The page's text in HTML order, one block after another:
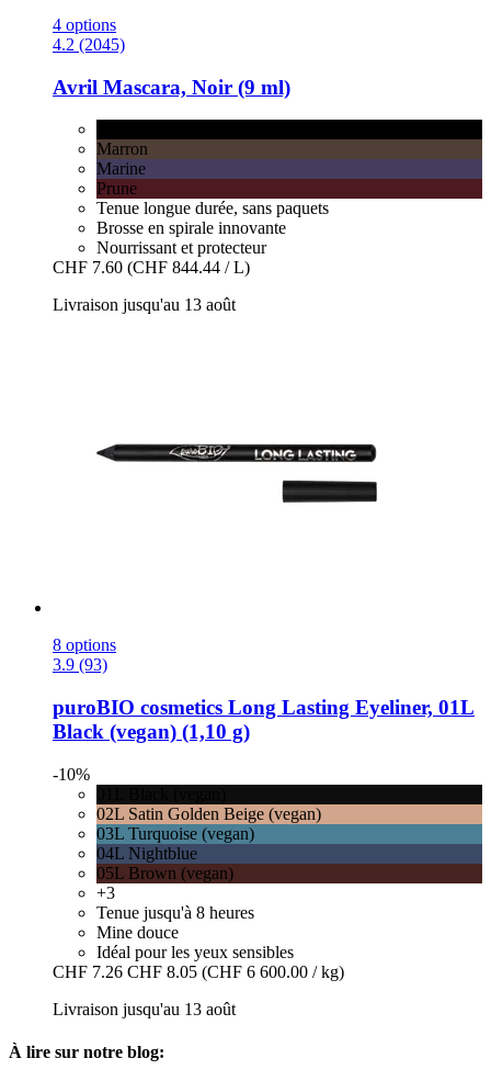
4 options
4.2 (2045)
Avril Mascara, Noir (9 ml)
Marron
Marine
Prune
Tenue longue durée, sans paquets
Brosse en spirale innovante
Nourrissant et protecteur
CHF 7.60 (CHF 844.44 / L)
Livraison jusqu'au 13 août
8 options
3.9 (93)
puroBIO cosmetics Long Lasting Eyeliner, 01L
Black (vegan) (1,10 g)
-10%
02L Satin Golden Beige (vegan)
03L Turquoise (vegan)
04L Nightblue
05L Brown (vegan)
+3
Tenue jusqu'à 8 heures
Mine douce
Idéal pour les yeux sensibles
CHF 7.26 CHF 8.05 (CHF 6 600.00 / kg)
Livraison jusqu'au 13 août
À lire sur notre blog: